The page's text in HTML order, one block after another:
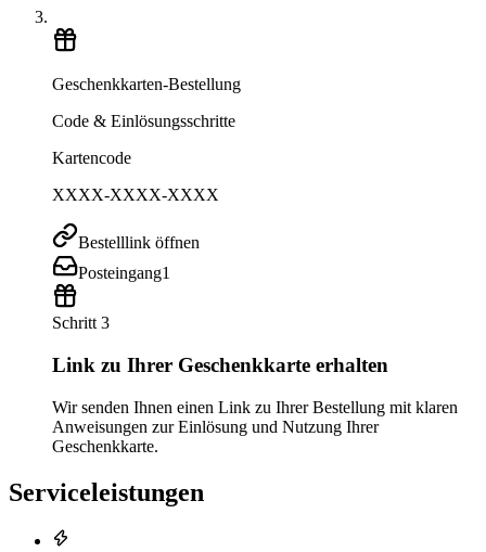
Geschenkkarten-Bestellung
Code & Einlösungsschritte
Kartencode
XXXX-XXXX-XXXX
Bestelllink öffnen
Posteingang1
Schritt 3
Link zu Ihrer Geschenkkarte erhalten
Wir senden Ihnen einen Link zu Ihrer Bestellung mit klaren
Anweisungen zur Einlösung und Nutzung Ihrer
Geschenkkarte.
Serviceleistungen